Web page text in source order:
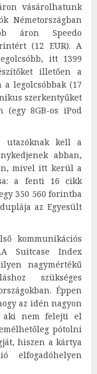
vásárolhatunk
Németországban
áron Speedo
(12 EUR). A
itt 1399
illetően a
a legolcsóbbak (17
szerkentyűket
8GB-os iPod
utazóknak kell a
abban,
mivel itt kerül a
a fenti 16 cikk
350 560 forintba
az Egyesült
kommunikációs
Suitcase Index
nagymértékű
szükséges
Éppen
az idén nagyon
aki nem felejti el
pótolni
hiszen a kártya
elfogadóhelyen